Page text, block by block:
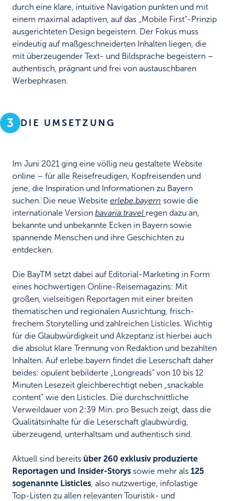
durch eine klare, intuitive Navigation punkten und mit
einem maximal adaptiven, auf das „Mobile First“-Prinzip
ausgerichteten Design begeistern. Der Fokus muss
eindeutig auf maßgeschneiderten Inhalten liegen, die
mit überzeugender Text- und Bildsprache begeistern –
authentisch, prägnant und frei von austauschbaren
Werbephrasen.
3 DIE UMSETZUNG
Im Juni 2021 ging eine völlig neu gestaltete Website
online – für alle Reisefreudigen, Kopfreisenden und
jene, die Inspiration und Informationen zu Bayern
suchen. Die neue Website erlebe.bayern sowie die
internationale Version bavaria.travel regen dazu an,
bekannte und unbekannte Ecken in Bayern sowie
spannende Menschen und ihre Geschichten zu
entdecken.
Die BayTM setzt dabei auf Editorial-Marketing in Form
eines hochwertigen Online-Reisemagazins: Mit
großen, vielseitigen Reportagen mit einer breiten
thematischen und regionalen Ausrichtung, frisch-
frechem Storytelling und zahlreichen Listicles. Wichtig
für die Glaubwürdigkeit und Akzeptanz ist hierbei auch
die absolut klare Trennung von Redaktion und bezahlten
Inhalten. Auf erlebe.bayern findet die Leserschaft daher
beides: opulent bebilderte „Longreads“ von 10 bis 12
Minuten Lesezeit gleichberechtigt neben „snackable
content“ wie den Listicles. Die durchschnittliche
Verweildauer von 2:39 Min. pro Besuch zeigt, dass die
Qualitätsinhalte für die Leserschaft glaubwürdig,
überzeugend, unterhaltsam und authentisch sind.
Aktuell sind bereits über 260 exklusiv produzierte
Reportagen und Insider-Storys sowie mehr als 125
sogenannte Listicles, also nutzwertige, infolastige
Top-Listen zu allen relevanten Touristik- und